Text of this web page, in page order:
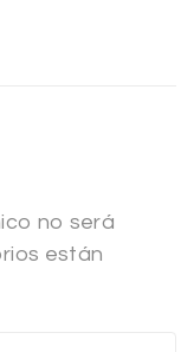
no será
están